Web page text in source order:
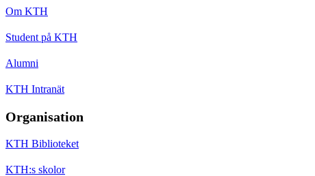
Om KTH
Student på KTH
Alumni
KTH Intranät
Organisation
KTH Biblioteket
KTH:s skolor